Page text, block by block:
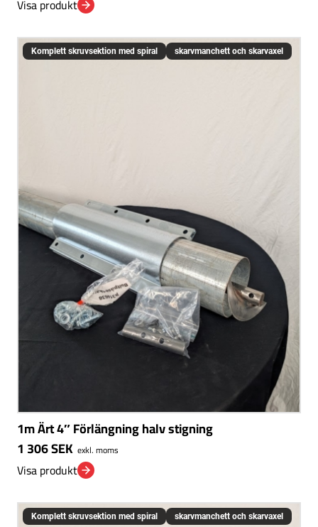
Visa produkt
Komplett skruvsektion med spiral skarvmanchett och skarvaxel
1m Ärt 4″ Förlängning halv stigning
1 306SEK exkl. moms
Visa produkt
Komplett skruvsektion med spiral skarvmanchett och skarvaxel